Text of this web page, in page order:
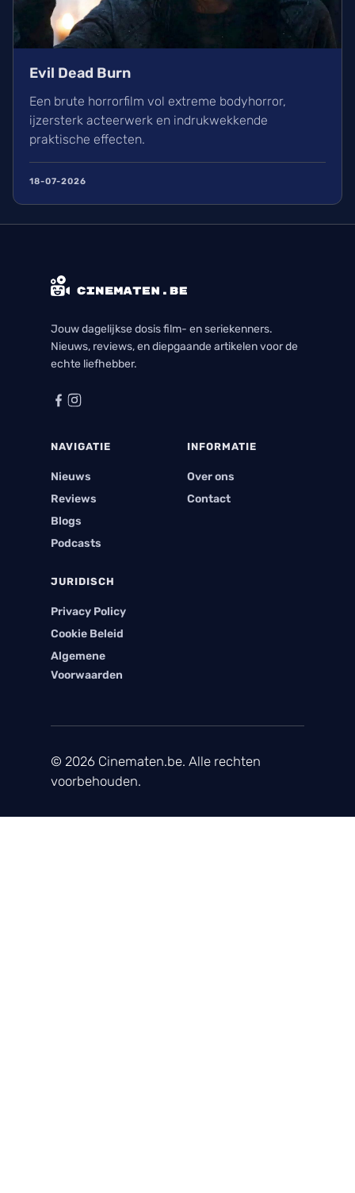
Evil Dead Burn
Een brute horrorfilm vol extreme bodyhorror,
ijzersterk acteerwerk en indrukwekkende
praktische effecten.
18-07-2026
Jouw dagelijkse dosis film- en seriekenners.
Nieuws, reviews, en diepgaande artikelen voor de
echte liefhebber.
NAVIGATIE
Nieuws
Reviews
Blogs
Podcasts
INFORMATIE
Over ons
Contact
JURIDISCH
Privacy Policy
Cookie Beleid
Algemene
Voorwaarden
© 2026 Cinematen.be. Alle rechten
voorbehouden.